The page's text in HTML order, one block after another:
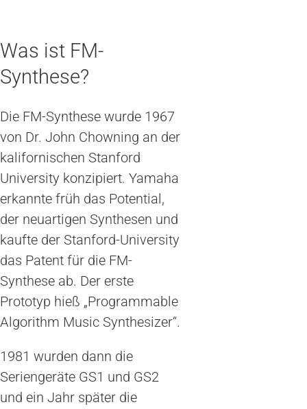
Was ist FM-
Synthese?
Die FM-Synthese wurde 1967
von Dr. John Chowning an der
kalifornischen Stanford
University konzipiert. Yamaha
erkannte früh das Potential,
der neuartigen Synthesen und
kaufte der Stanford-University
das Patent für die FM-
Synthese ab. Der erste
Prototyp hieß „Programmable
Algorithm Music Synthesizer“.
1981 wurden dann die
Seriengeräte GS1 und GS2
und ein Jahr später die